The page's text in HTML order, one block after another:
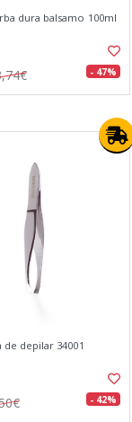
dura balsamo 100ml
- 47%
de depilar 34001
- 42%